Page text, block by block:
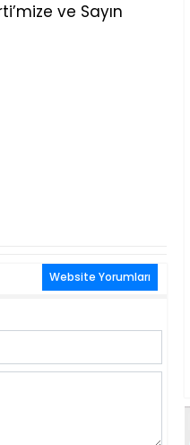
ve Sayın
Website Yorumları